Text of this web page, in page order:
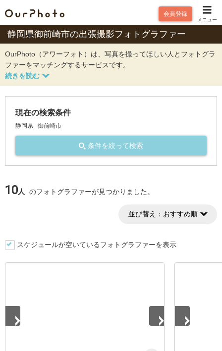
会員登録
メニュー
静岡県御前崎市の出張撮影フォトグラファー
OurPhoto（アワーフォト）は、写真を撮ってほしい人とフォトグラ
ファーをマッチングするサービスです。
現在の検索条件
静岡県 御前崎市
条件を絞って検索
10人 のフォトグラファーが見つかりました。
並び替え： おすすめ順
スケジュールが空いているフォトグラファーを表示